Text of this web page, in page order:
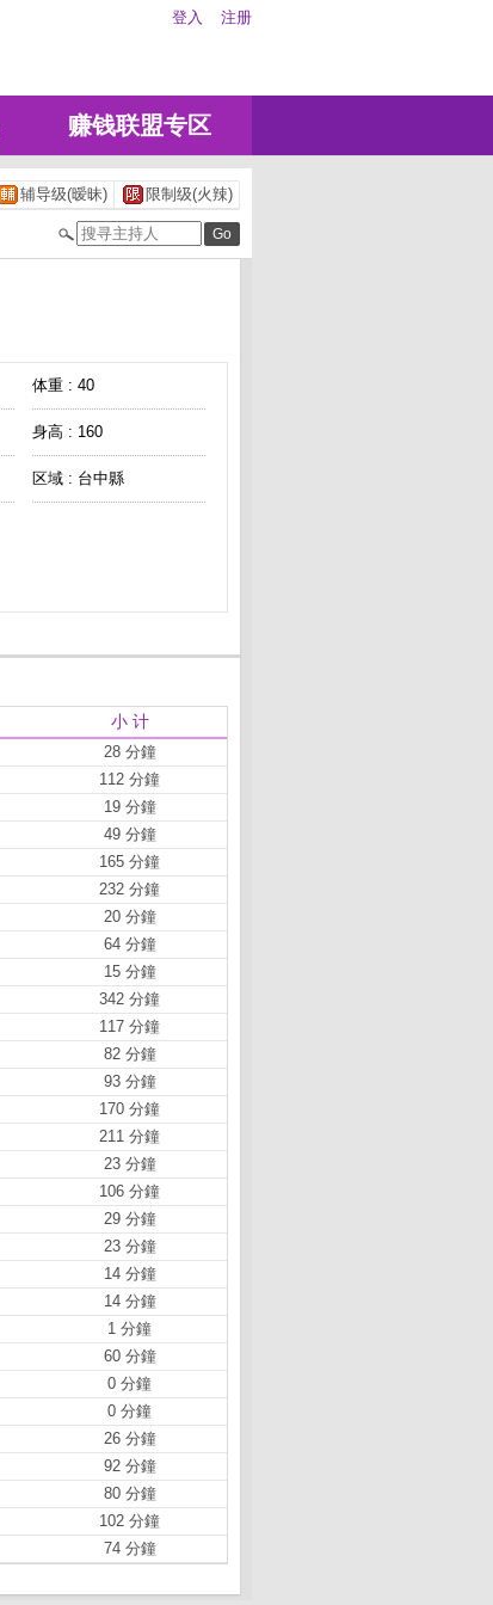
登入 注册
赚钱联盟专区
辅导级(暧昧) 限制级(火辣)
体重 : 40
身高 : 160
区域 : 台中縣
小 计
28 分鐘
112 分鐘
19 分鐘
49 分鐘
165 分鐘
232 分鐘
20 分鐘
64 分鐘
15 分鐘
342 分鐘
117 分鐘
82 分鐘
93 分鐘
170 分鐘
211 分鐘
23 分鐘
106 分鐘
29 分鐘
23 分鐘
14 分鐘
14 分鐘
1 分鐘
60 分鐘
0 分鐘
0 分鐘
26 分鐘
92 分鐘
80 分鐘
102 分鐘
74 分鐘